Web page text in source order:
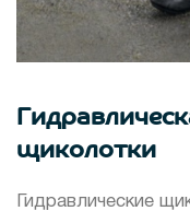
щиколотки
Гидравлические